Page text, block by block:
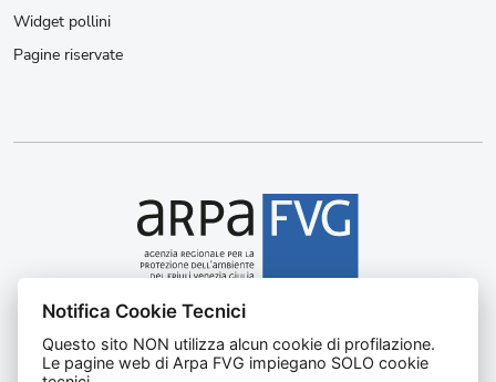
Widget pollini
Pagine riservate
Agenzia regionale per la protezione dell’ambiente del
Friuli Venezia Giulia
Notifica Cookie Tecnici
Questo sito NON utilizza alcun cookie di profilazione.
Le pagine web di Arpa FVG impiegano SOLO cookie